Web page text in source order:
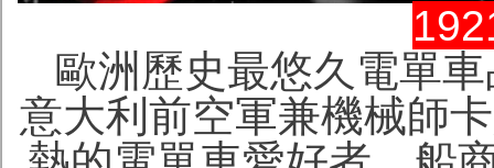
歐洲歷史最悠久電單
意大利前空軍兼機械師